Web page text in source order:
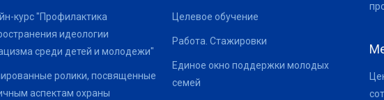
курс "Профилактика
идеологии
среди детей и молодежи"
ролики, посвященные
аспектам охраны
Целевое обучение
Работа. Стажировки
Единое окно поддержки молодых
семей